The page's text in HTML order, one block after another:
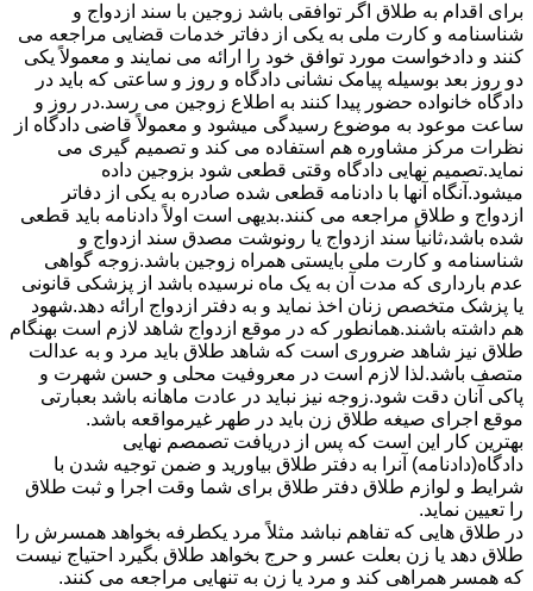
برای اقدام به طلاق اگر توافقی باشد زوجین با سند ازدواج و
شناسنامه و کارت ملی به یکی از دفاتر خدمات قضایی مراجعه می
کنند و دادخواست مورد توافق خود را ارائه می نمایند و معمولاً یکی
دو روز بعد بوسیله پیامک نشانی دادگاه و روز و ساعتی که باید در
دادگاه خانواده حضور پیدا کنند به اطلاع زوجین می رسد.در روز و
ساعت موعود به موضوع رسیدگی میشود و معمولاً قاضی دادگاه از
نظرات مرکز مشاوره هم استفاده می کند و تصمیم گیری می
نماید.تصمیم نهایی دادگاه وقتی قطعی شود بزوجین داده
میشود.آنگاه آنها با دادنامه قطعی شده صادره به یکی از دفاتر
ازدواج و طلاق مراجعه می کنند.بدیهی است اولاً دادنامه باید قطعی
شده باشد،ثانیاً سند ازدواج یا رونوشت مصدق سند ازدواج و
شناسنامه و کارت ملی بایستی همراه زوجین باشد.زوجه گواهی
عدم بارداری که مدت آن به یک ماه نرسیده باشد از پزشکی قانونی
یا پزشک متخصص زنان اخذ نماید و به دفتر ازدواج ارائه دهد.شهود
هم داشته باشند.همانطور که در موقع ازدواج شاهد لازم است بهنگام
طلاق نیز شاهد ضروری است که شاهد طلاق باید مرد و به عدالت
متصف باشد.لذا لازم است در معروفیت محلی و حسن شهرت و
پاکی آنان دقت شود.زوجه نیز نباید در عادت ماهانه باشد بعبارتی
موقع اجرای صیغه طلاق زن باید در طهر غیرمواقعه باشد.
بهترین کار این است که پس از دریافت تصمصم نهایی
دادگاه(دادنامه) آنرا به دفتر طلاق بیاورید و ضمن توجیه شدن با
شرایط و لوازم طلاق دفتر طلاق برای شما وقت اجرا و ثبت طلاق
را تعیین نماید.
در طلاق هایی که تفاهم نباشد مثلاً مرد یکطرفه بخواهد همسرش را
طلاق دهد یا زن بعلت عسر و حرج بخواهد طلاق بگیرد احتیاج نیست
که همسر همراهی کند و مرد یا زن به تنهایی مراجعه می کنند.